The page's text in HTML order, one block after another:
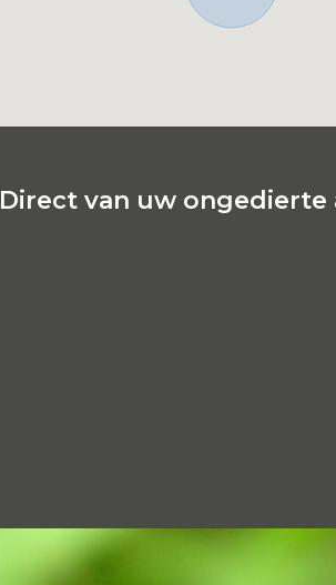
Direct van uw ongedierte